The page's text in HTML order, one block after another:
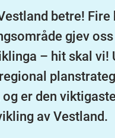
betre!
gjev
– hit skal vi!
er den
av Vestland.